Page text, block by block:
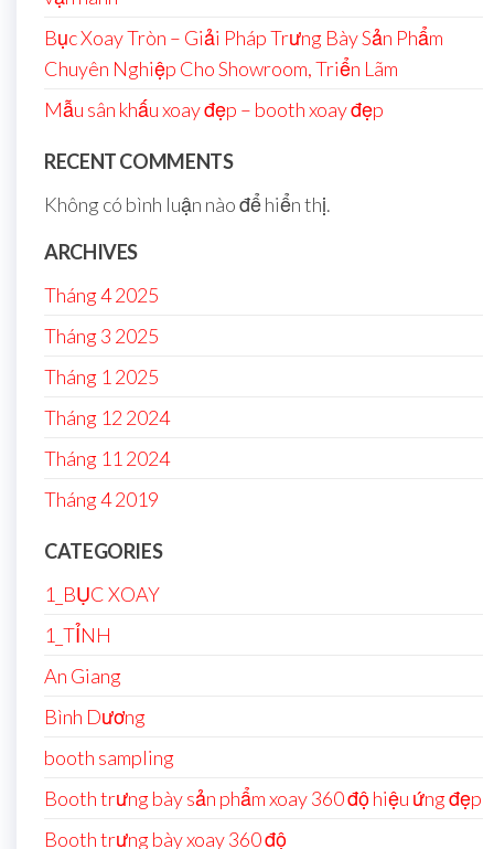
Bục Xoay Tròn – Giải Pháp Trưng Bày Sản Phẩm
Chuyên Nghiệp Cho Showroom, Triển Lãm
Mẫu sân khấu xoay đẹp – booth xoay đẹp
RECENT COMMENTS
Không có bình luận nào để hiển thị.
ARCHIVES
Tháng 4 2025
Tháng 3 2025
Tháng 1 2025
Tháng 12 2024
Tháng 11 2024
Tháng 4 2019
CATEGORIES
1_BỤC XOAY
1_TỈNH
An Giang
Bình Dương
booth sampling
Booth trưng bày sản phẩm xoay 360 độ hiệu ứng đẹp
Booth trưng bày xoay 360 độ